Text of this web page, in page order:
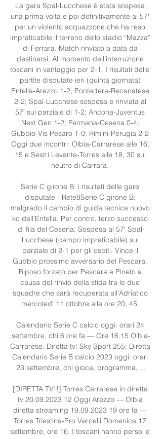
La gara Spal-Lucchese è stata sospesa
una prima volta e poi definitivamente al 57′
per un violento acquazzone che ha reso
impraticabile il terreno dello stadio “Mazza”
di Ferrara. Match rinviato a data da
destinarsi. Al momento dell’interruzione
toscani in vantaggio per 2-1. I risultati delle
partite disputate ieri (quinta giornata)
Entella-Arezzo 1-2; Pontedera-Recanatese
2-2; Spal-Lucchese sospesa e rinviata al
57′ sul parziale di 1-2; Ancona-Juventus
Next Gen 1-2; Fermana-Cesena 0-4;
Gubbio-Vis Pesaro 1-0; Rimini-Perugia 2-2
Oggi due incontri: Olbia-Carrarese alle 16,
15 e Sestri Levante-Torres alle 18, 30 sul
neutro di Carrara.
Serie C girone B: i risultati delle gare
disputate - Rete8Serie C girone B:
malgrado il cambio di guida tecnica nuovo
ko dell’Entella. Per contro, terzo successo
di fila del Cesena. Sospesa al 57′ Spal-
Lucchese (campo impraticabile) sul
parziale di 2-1 per gli ospiti. Vince il
Gubbio prossimo avversario del Pescara.
Riposo forzato per Pescara e Pineto a
causa del rinvio della sfida tra le due
squadre che sarà recuperata all’Adriatico
mercoledì 11 ottobre alle ore 20, 45.
Calendario Serie C calcio oggi: orari 24
settembre, chi 6 ore fa — Ore 16.15 Olbia-
Carrarese. Diretta tv: Sky Sport 255; Diretta
Calendario Serie B calcio 2023 oggi: orari
23 settembre, chi gioca, programma, ...
[DIRETTA TV!!] Torres Carrarese in diretta
tv 20.09.2023 12 Oggi Arezzo — Olbia
diretta streaming 19.09.2023 19 ore fa —
Torres Triestina-Pro Vercelli Domenica 17
settembre, ore 16. I toscani hanno perso le